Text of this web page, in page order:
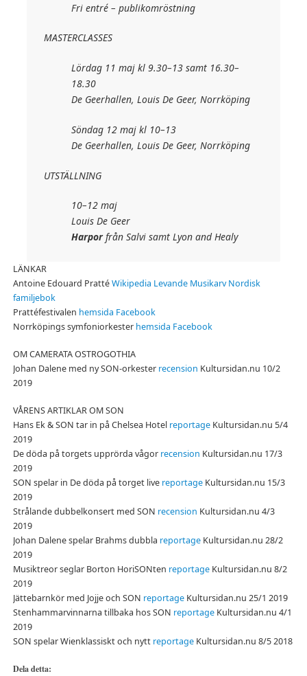
Fri entré – publikomröstning
MASTERCLASSES
Lördag 11 maj kl 9.30–13 samt 16.30–
18.30
De Geerhallen, Louis De Geer, Norrköping
Söndag 12 maj kl 10–13
De Geerhallen, Louis De Geer, Norrköping
UTSTÄLLNING
10–12 maj
Louis De Geer
Harporfrån Salvi samt Lyon and Healy
LÄNKAR
Antoine Edouard PrattéWikipedia Levande Musikarv Nordisk
familjebok
Prattéfestivalen hemsida Facebook
Norrköpings symfoniorkester hemsida Facebook
OM CAMERATA OSTROGOTHIA
Johan Dalene med ny SON-orkester recension Kultursidan.nu 10/2
2019
VÅRENS ARTIKLAR OM SON
Hans Ek & SON tar in på Chelsea Hotel reportageKultursidan.nu 5/4
2019
De döda på torgets upprörda vågor recension Kultursidan.nu 17/3
2019
SON spelar in De döda på torget live reportageKultursidan.nu 15/3
2019
Strålande dubbelkonsert med SON recension Kultursidan.nu 4/3
2019
Johan Dalene spelar Brahms dubbla reportageKultursidan.nu 28/2
2019
Musiktreor seglar Borton HoriSONten reportageKultursidan.nu 8/2
2019
Jättebarnkör med Jojje och SON reportageKultursidan.nu 25/1 2019
Stenhammarvinnarna tillbaka hos SON reportageKultursidan.nu 4/1
2019
SON spelar Wienklassiskt och nytt reportageKultursidan.nu 8/5 2018
Dela detta: